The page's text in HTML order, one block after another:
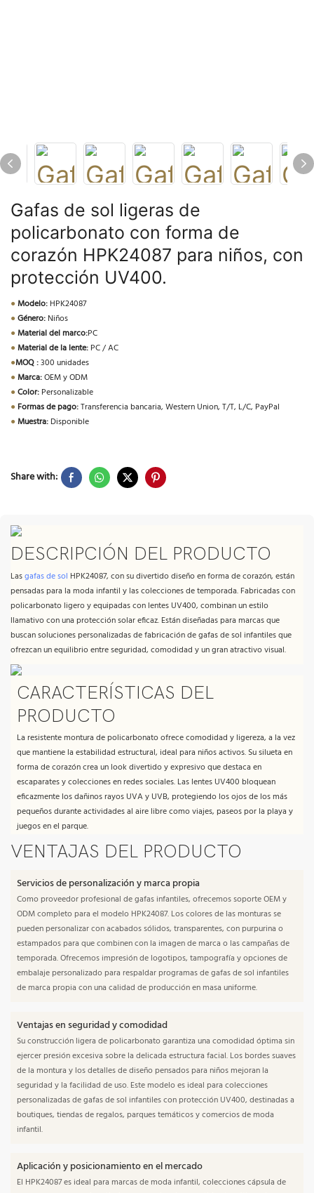
Gafas de sol ligeras de
policarbonato con forma de
corazón HPK24087 para niños, con
protección UV400.
●Modelo: HPK24087
●Género: Niños
●Material del marco:PC
●Material de la lente: PC / AC
●MOQ :300 unidades
●Marca:OEM y ODM
●Color: Personalizable
● Formas de pago:Transferencia bancaria, Western Union, T/T, L/C, PayPal
●Muestra: Disponible
Share with:
DESCRIPCIÓN DEL PRODUCTO
Lasgafas de sol HPK24087, con su divertido diseño en forma de corazón, están
pensadas para la moda infantil y las colecciones de temporada. Fabricadas con
policarbonato ligero y equipadas con lentes UV400, combinan un estilo
llamativo con una protección solar eficaz. Están diseñadas para marcas que
buscan soluciones personalizadas de fabricación de gafas de sol infantiles que
ofrezcan un equilibrio entre seguridad, comodidad y un gran atractivo visual.
CARACTERÍSTICAS DEL
PRODUCTO
La resistente montura de policarbonato ofrece comodidad y ligereza, a la vez
que mantiene la estabilidad estructural, ideal para niños activos. Su silueta en
forma de corazón crea un look divertido y expresivo que destaca en
escaparates y colecciones en redes sociales. Las lentes UV400 bloquean
eficazmente los dañinos rayos UVA y UVB, protegiendo los ojos de los más
pequeños durante actividades al aire libre como viajes, paseos por la playa y
juegos en el parque.
VENTAJAS DEL PRODUCTO
Servicios de personalización y marca propia
Como proveedor profesional de gafas infantiles, ofrecemos soporte OEM y
ODM completo para el modelo HPK24087. Los colores de las monturas se
pueden personalizar con acabados sólidos, transparentes, con purpurina o
estampados para que combinen con la imagen de marca o las campañas de
temporada. Ofrecemos impresión de logotipos, tampografía y opciones de
embalaje personalizado para respaldar programas de gafas de sol infantiles
de marca propia con una calidad de producción en masa uniforme.
Ventajas en seguridad y comodidad
Su construcción ligera de policarbonato garantiza una comodidad óptima sin
ejercer presión excesiva sobre la delicada estructura facial. Los bordes suaves
de la montura y los detalles de diseño pensados ​​para niños mejoran la
seguridad y la facilidad de uso. Este modelo es ideal para colecciones
personalizadas de gafas de sol infantiles con protección UV400, destinadas a
boutiques, tiendas de regalos, parques temáticos y comercios de moda
infantil.
Aplicación y posicionamiento en el mercado
El HPK24087 es ideal para marcas de moda infantil, colecciones cápsula de